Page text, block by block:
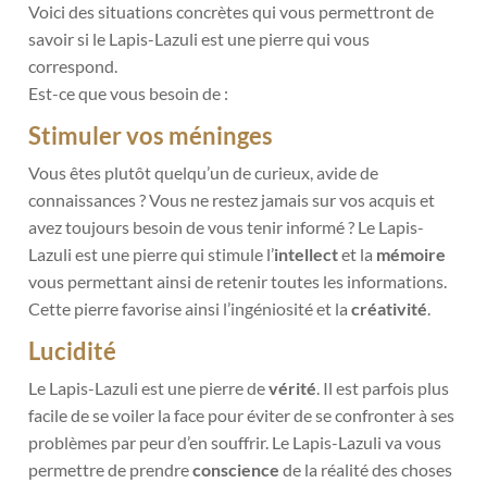
Voici des situations concrètes qui vous permettront de
savoir si le Lapis-Lazuli est une pierre qui vous
correspond.
Est-ce que vous besoin de :
Stimuler vos méninges
Vous êtes plutôt quelqu’un de curieux, avide de
connaissances ? Vous ne restez jamais sur vos acquis et
avez toujours besoin de vous tenir informé ? Le Lapis-
Lazuli est une pierre qui stimule l’intellectet la mémoire
vous permettant ainsi de retenir toutes les informations.
Cette pierre favorise ainsi l’ingéniosité et lacréativité.
Lucidité
Le Lapis-Lazuli est une pierre devérité. Il est parfois plus
facile de se voiler la face pour éviter de se confronter à ses
problèmes par peur d’en souffrir. Le Lapis-Lazuli va vous
permettre de prendreconscience de la réalité des choses